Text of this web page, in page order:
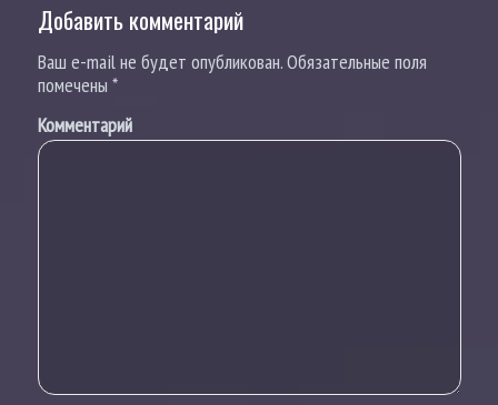
Добавить комментарий
Ваш e-mail не будет опубликован.Обязательные поля
помечены *
Комментарий